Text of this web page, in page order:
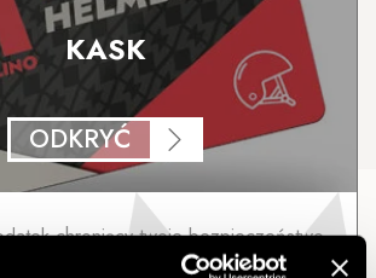
KASK
ODKRYĆ
chroniący twoje bezpieczeństwo
zarówno na nartach, jak i na desce.